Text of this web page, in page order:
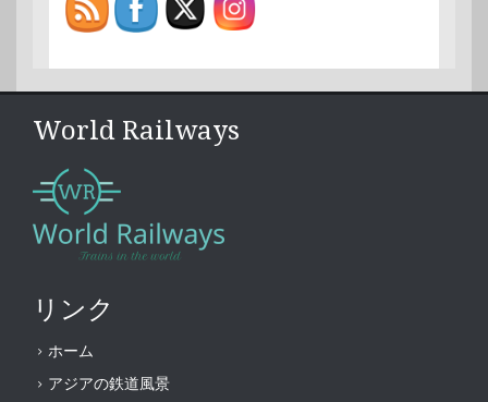
World Railways
リンク
ホーム
アジアの鉄道風景